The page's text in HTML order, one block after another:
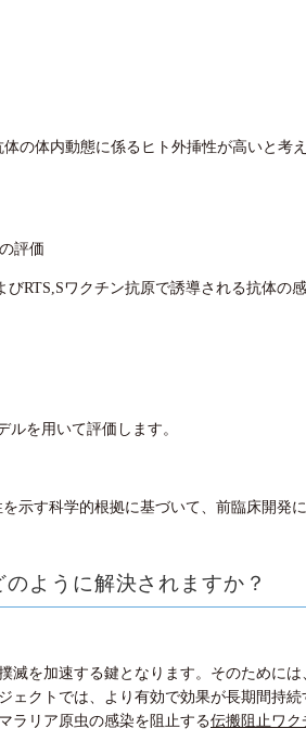
の体内動態に係るヒト外挿性が高いと考
評価
RTS,Sワクチン抗原で誘導される抗体
を用いて評価します。
示す科学的根拠に基づいて、前臨床開発
ように解決されますか？
滅を加速する鍵となります。そのために
ェクトでは、より有効で効果が長期間持続
ラリア原虫の感染を阻止する伝搬阻止ワク